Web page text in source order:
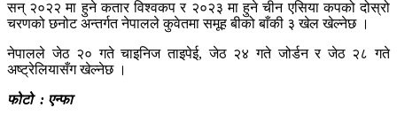
सन् २०२२ मा हुने कतार विश्वकप र २०२३ मा हुने चीन एसिया कपको दोस्रो
चरणको छनोट अन्तर्गत नेपालले कुवेतमा समूह बीको बाँकी ३ खेल खेल्नेछ ।
नेपालले जेठ २० गते चाइनिज ताइपेई, जेठ २४ गते जोर्डन र जेठ २८ गते
अष्ट्रेलियासँग खेल्नेछ ।
फोटो : एन्फा